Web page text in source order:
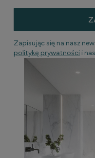
Zapisując się na nasz
politykę prywatności i